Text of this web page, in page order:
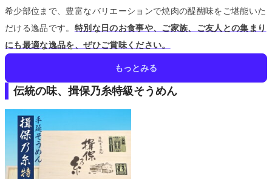
希少部位まで、豊富なバリエーションで焼肉の醍醐味をご堪能いた
だける逸品です。 特別な日のお食事や、ご家族、ご友人との集まり
にも最適な逸品を、ぜひご賞味ください。
もっとみる
伝統の味、揖保乃糸特級そうめん